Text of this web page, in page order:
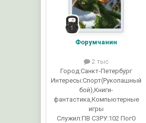
Форумчанин
2 тыс
Город:Санкт-Петербург
Интересы:Спорт(Рукопашный
бой),Книги-
фантастика,Компьютерные
игры
Служил:ПВ СЗРУ:102 ПогО